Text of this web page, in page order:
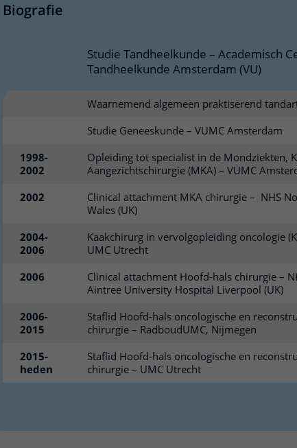
Biografie
Studie Tandheelkunde – Academisch
Tandheelkunde Amsterdam (VU)
Waarnemend algemeen praktiserend
Studie Geneeskunde – VUMC Amsterdam
1998-
2002
Opleiding tot specialist in de Mondziekten,
Aangezichtschirurgie (MKA) – VUMC
2002
Clinical attachment MKA chirurgie – NHS
Wales (UK)
2004-
2006
Kaakchirurg in vervolgopleiding oncologie
UMC Utrecht
2006
Clinical attachment Hoofd-hals chirurgie –
Aintree University Hospital Liverpool (UK)
2006-
2015
Staflid Hoofd-hals oncologische en
chirurgie – RadboudUMC, Nijmegen
2015-
heden
Staflid Hoofd-hals oncologische en
chirurgie – UMC Utrecht